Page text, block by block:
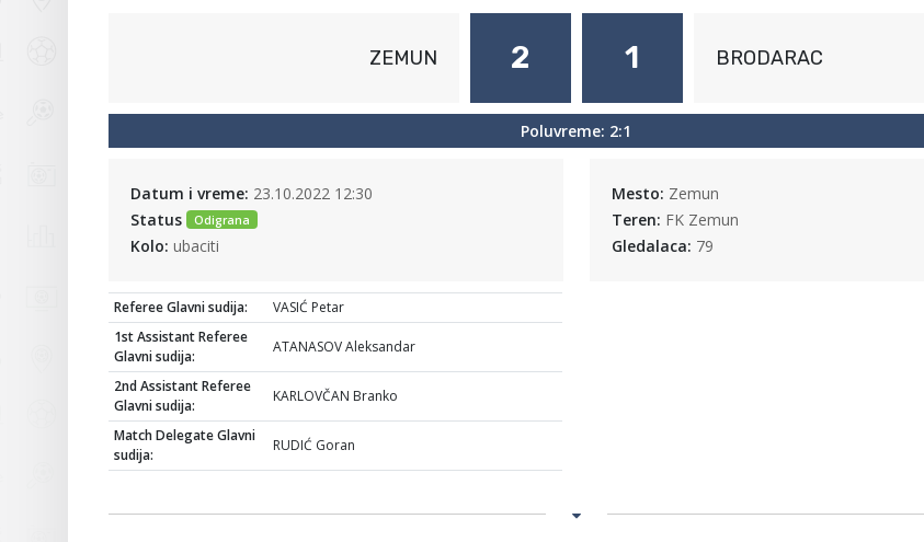
ZEMUN 2 1 BRODARAC
Poluvreme: 2:1
Datum i vreme: 23.10.2022 12:30
Status
Odigrana
Kolo: ubaciti
Mesto: Zemun
Teren: FK Zemun
Gledalaca: 79
Referee Glavni sudija:
VASIĆ Petar
1st Assistant Referee
Glavni sudija:
ATANASOV Aleksandar
2nd Assistant Referee
Glavni sudija:
KARLOVČAN Branko
Match Delegate Glavni
sudija:
RUDIĆ Goran